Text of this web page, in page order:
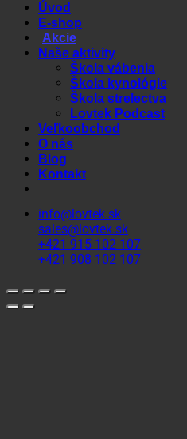
Úvod
E-shop
Akcie
Naše aktivity
Škola vábenia
Škola kynológie
Škola strelectva
Lovtek Podcast
Veľkoobchod
O nás
Blog
Kontakt
info@lovtek.sk
sales@lovtek.sk
+421 915 102 107
+421 908 102 107